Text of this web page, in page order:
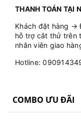
THANH TOÁN TẠI
Khách đặt hàng →
hỗ trợ cắt thử trên
nhân viên giao
Hotline:
COMBO ƯU ĐÃI